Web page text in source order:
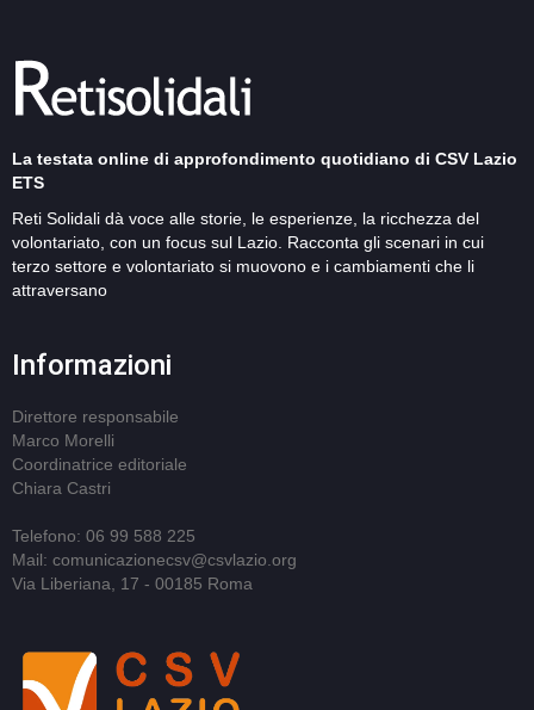
La testata online di approfondimento quotidiano di CSV Lazio
ETS
Reti Solidali dà voce alle storie, le esperienze, la ricchezza del
volontariato, con un focus sul Lazio. Racconta gli scenari in cui
terzo settore e volontariato si muovono e i cambiamenti che li
attraversano
Informazioni
Direttore responsabile
Marco Morelli
Coordinatrice editoriale
Chiara Castri
Telefono: 06 99 588 225
Mail: comunicazionecsv@csvlazio.org
Via Liberiana, 17 - 00185 Roma